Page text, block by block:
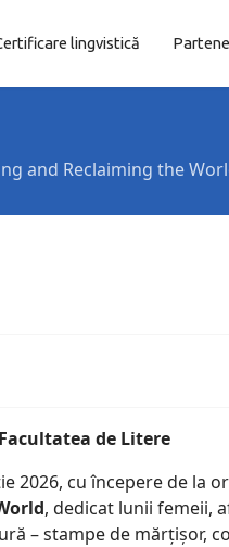
lingvistică
and Reclaiming the
de Litere
2026, cu începere de la
, dedicat lunii femeii,
– stampe de mărțișor,